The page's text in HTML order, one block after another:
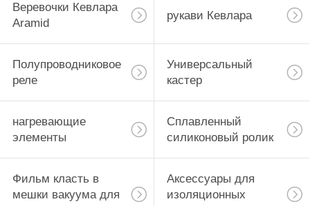
Веревочки Кевлара
Aramid
рукави Кевлара
Полупроводниковое
реле
Универсальный
кастер
нагревающие
элементы
Сплавленный
силиконовый ролик
Фильм класть в
мешки вакуума для
Аксессуары для
изоляционных